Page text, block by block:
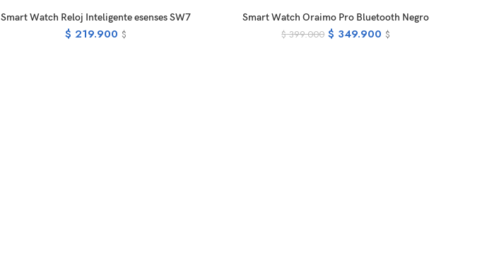
ADD TO CART
Smart Watch Reloj Inteligente esenses SW7
$ 219.900 $
READ MORE
Smart Watch Oraimo Pro Bluetooth Negro
$399.000 $ 349.900 $